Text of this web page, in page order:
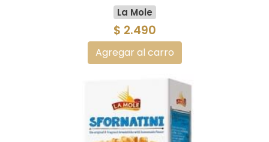
La Mole
$ 2.490
Agregar al carro